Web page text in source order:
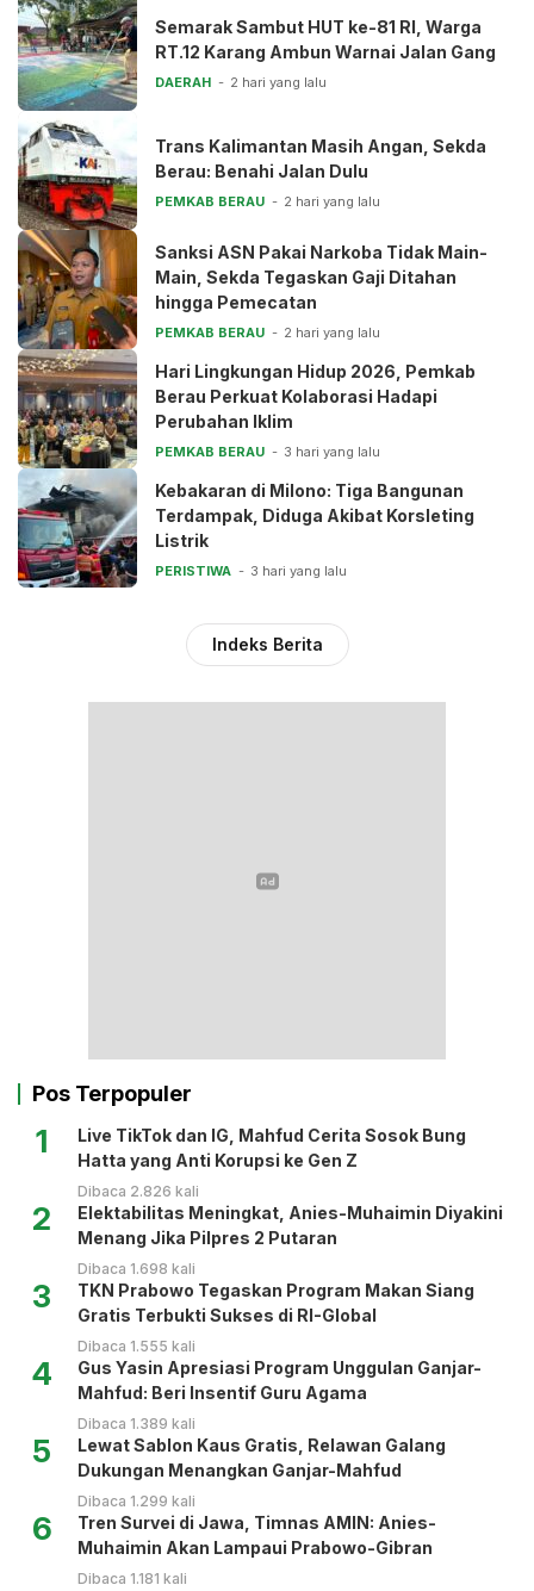
Semarak Sambut HUT ke-81 RI, Warga
RT.12 Karang Ambun Warnai Jalan Gang
DAERAH 2 hari yang lalu
Trans Kalimantan Masih Angan, Sekda
Berau: Benahi Jalan Dulu
PEMKAB BERAU 2 hari yang lalu
Sanksi ASN Pakai Narkoba Tidak Main-
Main, Sekda Tegaskan Gaji Ditahan
hingga Pemecatan
PEMKAB BERAU 2 hari yang lalu
Hari Lingkungan Hidup 2026, Pemkab
Berau Perkuat Kolaborasi Hadapi
Perubahan Iklim
PEMKAB BERAU 3 hari yang lalu
Kebakaran di Milono: Tiga Bangunan
Terdampak, Diduga Akibat Korsleting
Listrik
PERISTIWA 3 hari yang lalu
Indeks Berita
Pos Terpopuler
1
Live TikTok dan IG, Mahfud Cerita Sosok Bung
Hatta yang Anti Korupsi ke Gen Z
Dibaca 2.826 kali
2
Elektabilitas Meningkat, Anies-Muhaimin Diyakini
Menang Jika Pilpres 2 Putaran
Dibaca 1.698 kali
3
TKN Prabowo Tegaskan Program Makan Siang
Gratis Terbukti Sukses di RI-Global
Dibaca 1.555 kali
4
Gus Yasin Apresiasi Program Unggulan Ganjar-
Mahfud: Beri Insentif Guru Agama
Dibaca 1.389 kali
5
Lewat Sablon Kaus Gratis, Relawan Galang
Dukungan Menangkan Ganjar-Mahfud
Dibaca 1.299 kali
6
Tren Survei di Jawa, Timnas AMIN: Anies-
Muhaimin Akan Lampaui Prabowo-Gibran
Dibaca 1.181 kali